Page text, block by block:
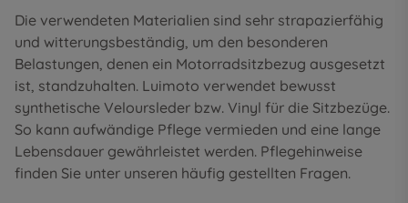
Die verwendeten Materialien sind sehr strapazierfähig
und witterungsbeständig, um den besonderen
Belastungen, denen ein Motorradsitzbezug ausgesetzt
ist, standzuhalten. Luimoto verwendet bewusst
synthetische Veloursleder bzw. Vinyl für die Sitzbezüge.
So kann aufwändige Pflege vermieden und eine lange
Lebensdauer gewährleistet werden. Pflegehinweise
finden Sie unter unseren häufig gestellten Fragen.